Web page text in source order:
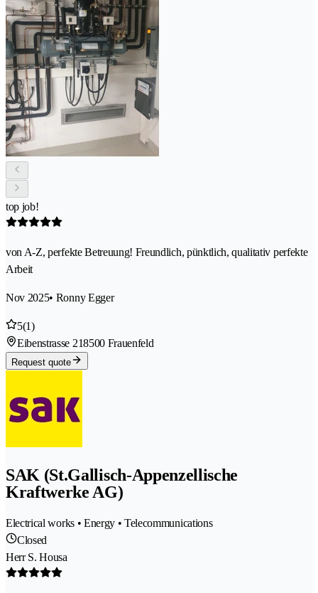
top job!
von A-Z, perfekte Betreuung! Freundlich, pünktlich, qualitativ perfekte
Arbeit
Nov 2025• Ronny Egger
5(1)
Eibenstrasse 218500 Frauenfeld
Request quote
SAK (St.Gallisch-Appenzellische
Kraftwerke AG)
Electrical works • Energy • Telecommunications
Closed
Herr S. Housa